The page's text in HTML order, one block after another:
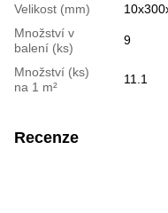
Velikost (mm)
Množství v
balení (ks)
9
Množství (ks)
na 1 m²
11.1
Recenze